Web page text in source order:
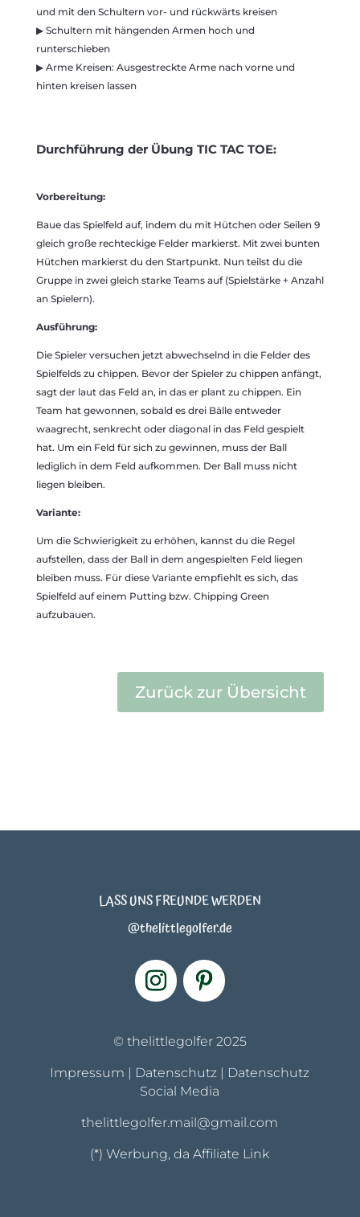
und mit den Schultern vor- und rückwärts kreisen
▶ Schultern mit hängenden Armen hoch und
runterschieben
▶ Arme Kreisen: Ausgestreckte Arme nach vorne und
hinten kreisen lassen
Durchführung der Übung TIC TAC TOE:
Vorbereitung:
Baue das Spielfeld auf, indem du mit Hütchen oder Seilen 9
gleich große rechteckige Felder markierst. Mit zwei bunten
Hütchen markierst du den Startpunkt. Nun teilst du die
Gruppe in zwei gleich starke Teams auf (Spielstärke + Anzahl
an Spielern).
Ausführung:
Die Spieler versuchen jetzt abwechselnd in die Felder des
Spielfelds zu chippen. Bevor der Spieler zu chippen anfängt,
sagt der laut das Feld an, in das er plant zu chippen. Ein
Team hat gewonnen, sobald es drei Bälle entweder
waagrecht, senkrecht oder diagonal in das Feld gespielt
hat. Um ein Feld für sich zu gewinnen, muss der Ball
lediglich in dem Feld aufkommen. Der Ball muss nicht
liegen bleiben.
Variante:
Um die Schwierigkeit zu erhöhen, kannst du die Regel
aufstellen, dass der Ball in dem angespielten Feld liegen
bleiben muss. Für diese Variante empfiehlt es sich, das
Spielfeld auf einem Putting bzw. Chipping Green
aufzubauen.
Zurück zur Übersicht
LASS UNS FREUNDE WERDEN
@thelittlegolfer.de
© thelittlegolfer 2025
Impressum | Datenschutz | Datenschutz
Social Media
thelittlegolfer.mail@gmail.com
(*) Werbung, da Affiliate Link